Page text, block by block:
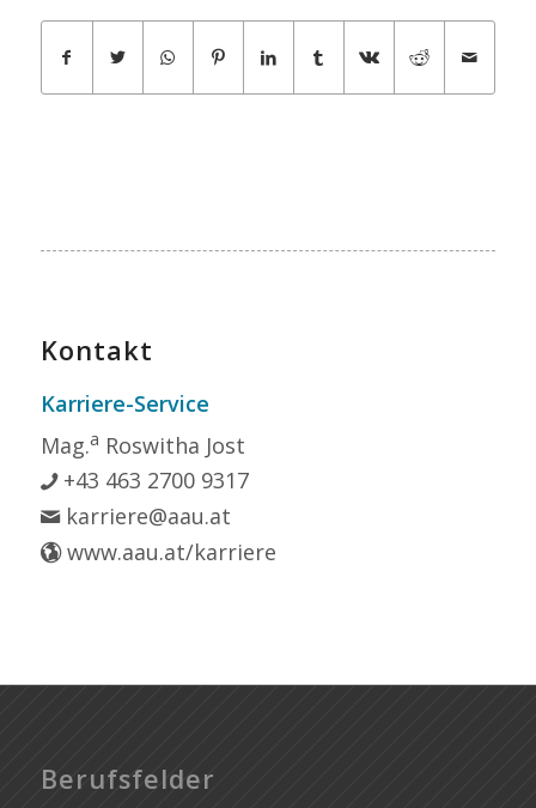
Kontakt
Karriere-Service
Mag.a Roswitha Jost
+43 463 2700 9317
karriere@aau.at
www.aau.at/karriere
Berufsfelder